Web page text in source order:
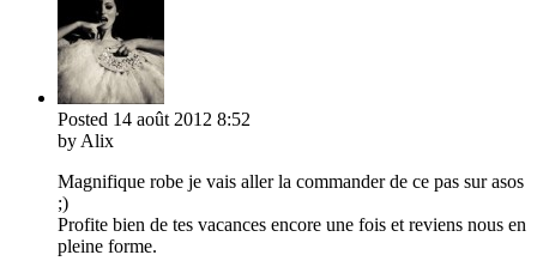
Posted 14 août 2012 8:52
by Alix
Magnifique robe je vais aller la commander de ce pas sur asos
;)
Profite bien de tes vacances encore une fois et reviens nous en
pleine forme.